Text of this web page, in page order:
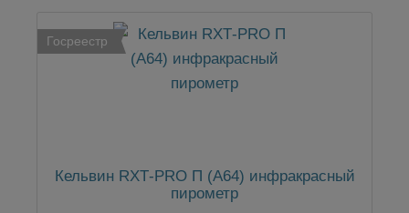
Госреестр
Кельвин RXТ-PRO П (А64) инфракрасный
пирометр